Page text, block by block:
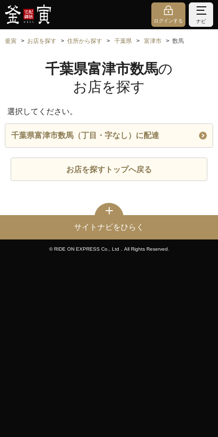
ログインする ナビ
釜寅 お店を探す 住所から探す 千葉県 富津市 数馬
千葉県富津市数馬の
お店を探す
選択してください。
千葉県富津市数馬（丁目・字なし）に配達
お店を探すトップへ戻る
サイトナビをひらく
© RIDE ON EXPRESS Co., Ltd．All Rights Reserved.